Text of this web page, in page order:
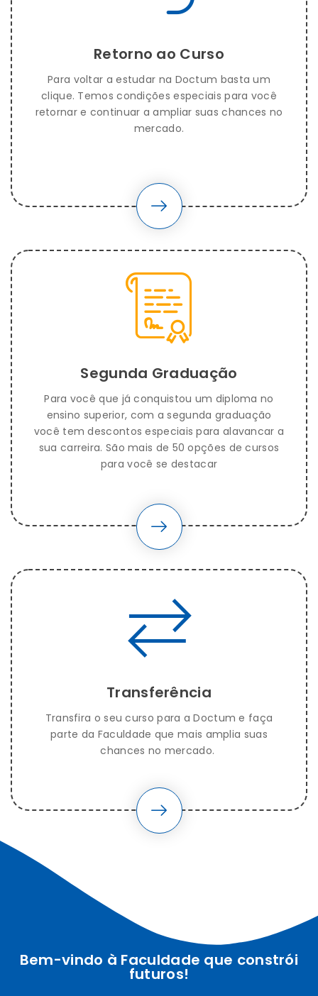
Retorno ao Curso
Para voltar a estudar na Doctum basta um
clique. Temos condições especiais para você
retornar e continuar a ampliar suas chances no
mercado.
Segunda Graduação
Para você que já conquistou um diploma no
ensino superior, com a segunda graduação
você tem descontos especiais para alavancar a
sua carreira. São mais de 50 opções de cursos
para você se destacar
Transferência
Transfira o seu curso para a Doctum e faça
parte da Faculdade que mais amplia suas
chances no mercado.
Bem-vindo à Faculdade que constrói
futuros!